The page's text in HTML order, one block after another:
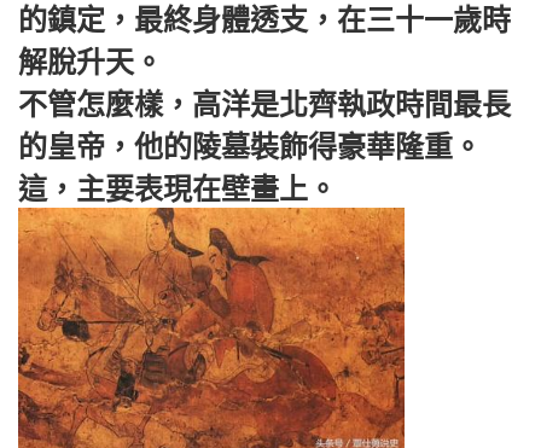
的鎮定，最終身體透支，在三十一歲時
解脫升天。
不管怎麼樣，高洋是北齊執政時間最長
的皇帝，他的陵墓裝飾得豪華隆重。
這，主要表現在壁畫上。